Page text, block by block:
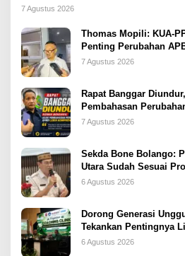
2026
7 Agustus 2026
Thomas Mopili: KUA-
Penting Perubahan
7 Agustus 2026
Rapat Banggar
Pembahasan
Komprehensif
7 Agustus 2026
Sekda Bone Bolango:
Utara Sudah Sesuai
6 Agustus 2026
Dorong Generasi
Tekankan Pentingnya
sejak Dini
6 Agustus 2026